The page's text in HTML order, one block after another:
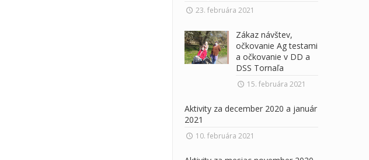
23. februára 2021
Zákaz návštev,
očkovanie Ag testami
a očkovanie v DD a
DSS Tornaľa
15. februára 2021
Aktivity za december 2020 a január
2021
10. februára 2021